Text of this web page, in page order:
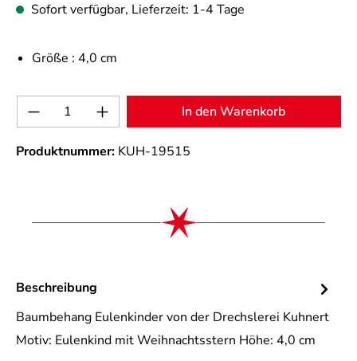
Sofort verfügbar, Lieferzeit: 1-4 Tage
Größe : 4,0 cm
Produkt Anzahl: Gib den gewünschten
In den Warenkorb
Produktnummer: KUH-19515
Beschreibung
Baumbehang Eulenkinder von der Drechslerei Kuhnert
Motiv: Eulenkind mit Weihnachtsstern Höhe: 4,0 cm